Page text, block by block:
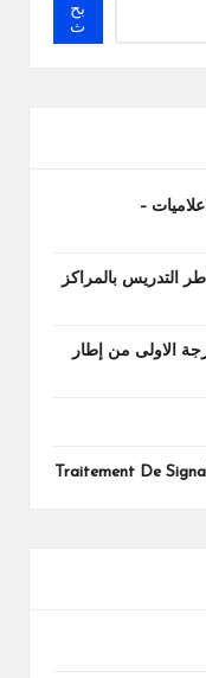
بح
ث
–
التدريس بالمراكز
الاولى من إطار
Traitement De